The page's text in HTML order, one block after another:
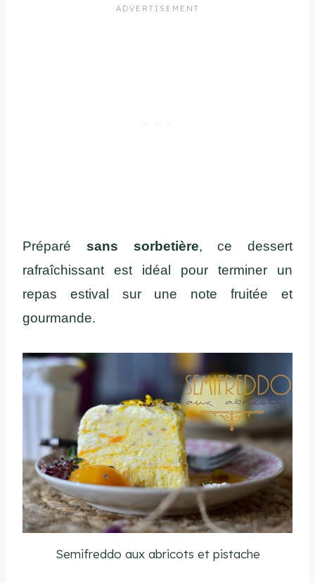
Préparé sans sorbetière, ce dessert
rafraîchissant est idéal pour terminer un
repas estival sur une note fruitée et
gourmande.
Semifreddo aux abricots et pistache